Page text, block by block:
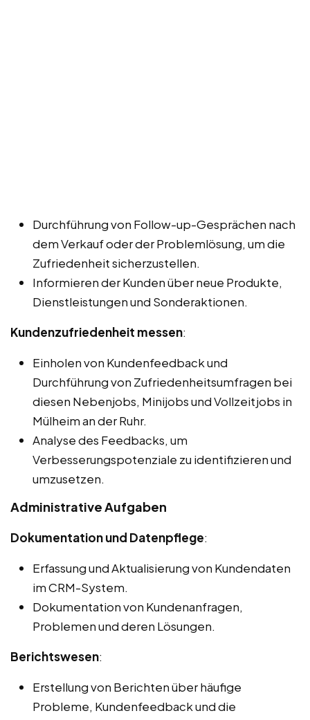
Durchführung von Follow-up-Gesprächen nach
dem Verkauf oder der Problemlösung, um die
Zufriedenheit sicherzustellen.
Informieren der Kunden über neue Produkte,
Dienstleistungen und Sonderaktionen.
Kundenzufriedenheit messen:
Einholen von Kundenfeedback und
Durchführung von Zufriedenheitsumfragen bei
diesen Nebenjobs, Minijobs und Vollzeitjobs in
Mülheim an der Ruhr.
Analyse des Feedbacks, um
Verbesserungspotenziale zu identifizieren und
umzusetzen.
Administrative Aufgaben
Dokumentation und Datenpflege:
Erfassung und Aktualisierung von Kundendaten
im CRM-System.
Dokumentation von Kundenanfragen,
Problemen und deren Lösungen.
Berichtswesen:
Erstellung von Berichten über häufige
Probleme, Kundenfeedback und die